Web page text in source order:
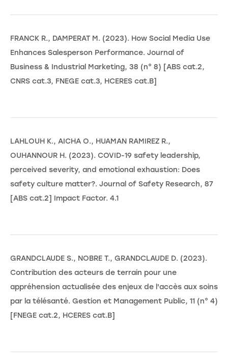
FRANCK R., DAMPERAT M. (2023). How Social Media Use
Enhances Salesperson Performance. Journal of
Business & Industrial Marketing, 38 (n° 8) [ABS cat.2,
CNRS cat.3, FNEGE cat.3, HCERES cat.B]
LAHLOUH K., AICHA O., HUAMAN RAMIREZ R.,
OUHANNOUR H. (2023). COVID-19 safety leadership,
perceived severity, and emotional exhaustion: Does
safety culture matter?. Journal of Safety Research, 87
[ABS cat.2] Impact Factor. 4.1
GRANDCLAUDE S., NOBRE T., GRANDCLAUDE D. (2023).
Contribution des acteurs de terrain pour une
appréhension actualisée des enjeux de l'accès aux soins
par la télésanté. Gestion et Management Public, 11 (n° 4)
[FNEGE cat.2, HCERES cat.B]